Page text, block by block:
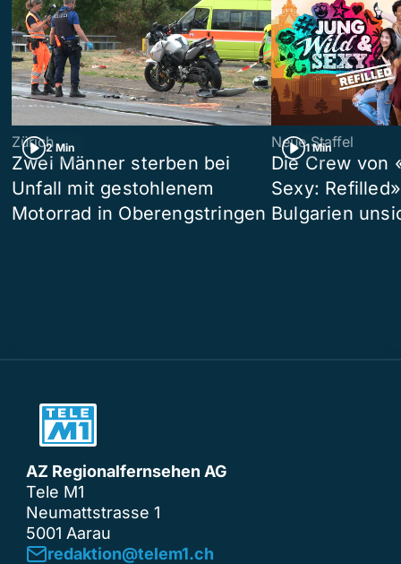
2 Min
Zürich
Zwei Männer sterben bei
Unfall mit gestohlenem
Motorrad in Oberengstringen
1 Min
Neue Staffel
Die Crew von
Sexy:
Bulgarien
AZ Regionalfernsehen AG
Tele M1
Neumattstrasse 1
5001 Aarau
redaktion@telem1.ch